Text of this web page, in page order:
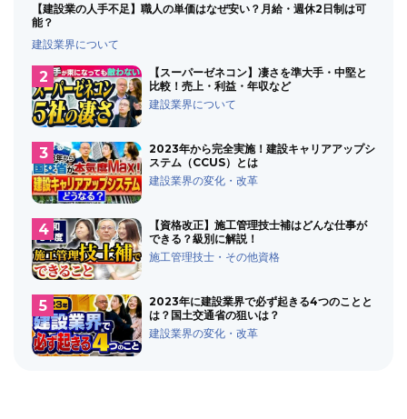
【建設業の人手不足】職人の単価はなぜ安い？月給・週休2日制は可
能？
建設業界について
【スーパーゼネコン】凄さを準大手・中堅と
比較！売上・利益・年収など
建設業界について
2023年から完全実施！建設キャリアアップシ
ステム（CCUS）とは
建設業界の変化・改革
【資格改正】施工管理技士補はどんな仕事が
できる？級別に解説！
施工管理技士・その他資格
2023年に建設業界で必ず起きる4つのことと
は？国土交通省の狙いは？
建設業界の変化・改革